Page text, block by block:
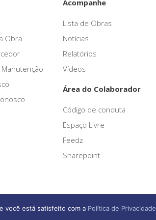
Obra
Acompanhe
Lista de Obras
Notícias
Relatórios
Vídeos
Área do Colaborador
Código de conduta
Espaço Livre
Feedz
Sharepoint
você está satisfeito com a Política de Privacidade